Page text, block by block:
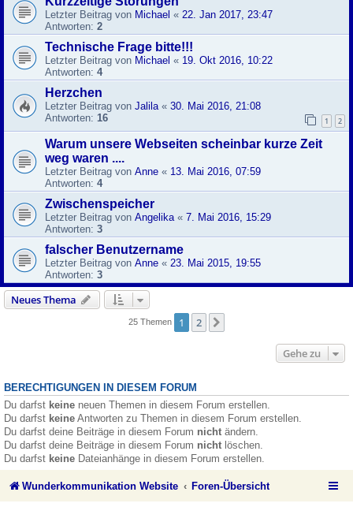
Letzter Beitrag von Michael « 22. Jan 2017, 23:47
Antworten: 2
Technische Frage bitte!!!
Letzter Beitrag von Michael « 19. Okt 2016, 10:22
Antworten: 4
Herzchen
Letzter Beitrag von Jalila « 30. Mai 2016, 21:08
Antworten: 16 1 2
Warum unsere Webseiten scheinbar kurze Zeit
weg waren ....
Letzter Beitrag von Anne « 13. Mai 2016, 07:59
Antworten: 4
Zwischenspeicher
Letzter Beitrag von Angelika « 7. Mai 2016, 15:29
Antworten: 3
falscher Benutzername
Letzter Beitrag von Anne « 23. Mai 2015, 19:55
Antworten: 3
Neues Thema
25 Themen 1 2
Gehe zu
BERECHTIGUNGEN IN DIESEM FORUM
Du darfst keine neuen Themen in diesem Forum erstellen.
Du darfst keine Antworten zu Themen in diesem Forum erstellen.
Du darfst deine Beiträge in diesem Forum nicht ändern.
Du darfst deine Beiträge in diesem Forum nicht löschen.
Du darfst keine Dateianhänge in diesem Forum erstellen.
Wunderkommunikation Website Foren-Übersicht